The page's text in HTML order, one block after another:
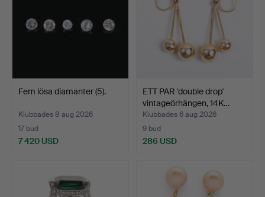
Fem lösa diamanter (5).
Klubbades 8 aug 2026
17 bud
7 420 USD
ETT PAR 'double drop'
vintageörhängen, 14K…
Klubbades 6 aug 2026
9 bud
286 USD